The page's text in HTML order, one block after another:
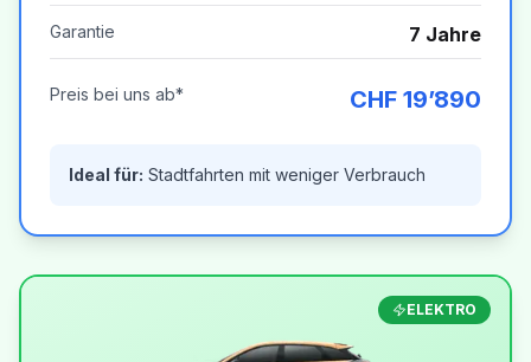
Garantie 7 Jahre
Preis bei uns ab* CHF 19’890
Ideal für: Stadtfahrten mit weniger Verbrauch
ELEKTRO